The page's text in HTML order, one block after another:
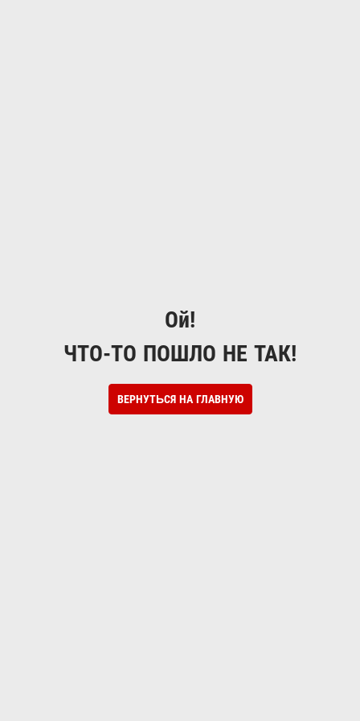
Ой!
ЧТО-ТО ПОШЛО НЕ ТАК!
ВЕРНУТЬСЯ НА ГЛАВНУЮ